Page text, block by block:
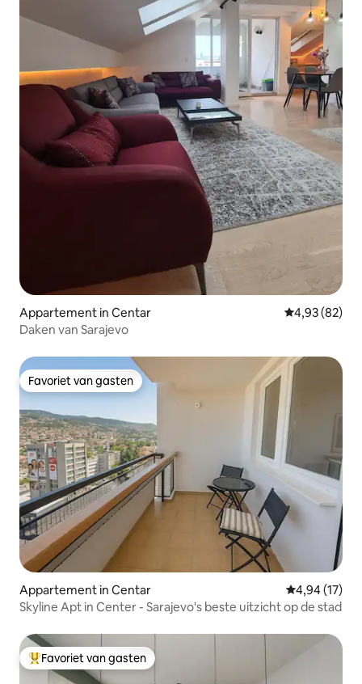
Appartement in Centar Gemiddelde
4,93 (82)
Daken van Sarajevo
Favoriet van gasten
Favoriet van gasten
Appartement in Centar Gemiddelde
4,94 (17)
Skyline Apt in Center - Sarajevo's beste uitzicht op de stad
Topfavoriet van gasten
Favoriet van gasten